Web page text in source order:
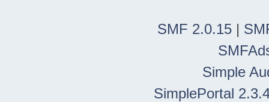
SMF 2.0.15 |
Simple
SimplePortal